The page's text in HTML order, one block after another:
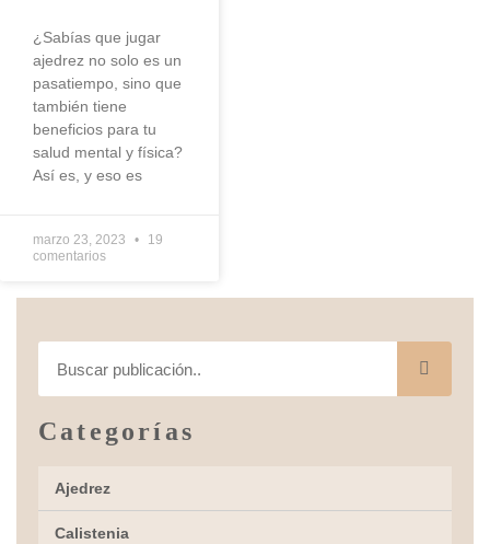
¿Sabías que jugar
ajedrez no solo es un
pasatiempo, sino que
también tiene
beneficios para tu
salud mental y física?
Así es, y eso es
marzo 23, 2023
19
comentarios
Categorías
Ajedrez
Calistenia